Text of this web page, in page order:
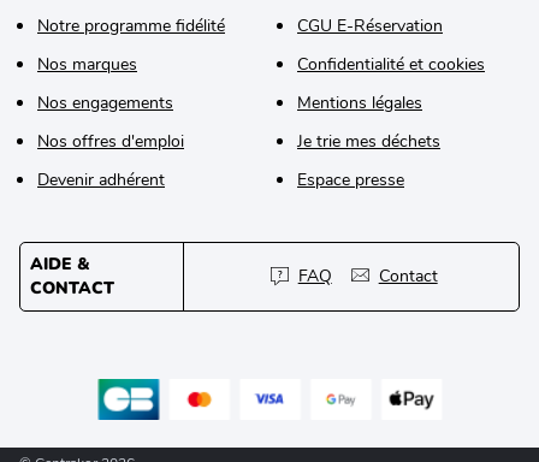
Notre programme fidélité
Nos marques
Nos engagements
Nos offres d'emploi
Devenir adhérent
CGU E-Réservation
Confidentialité et cookies
Mentions légales
Je trie mes déchets
Espace presse
AIDE &
CONTACT
FAQ Contact